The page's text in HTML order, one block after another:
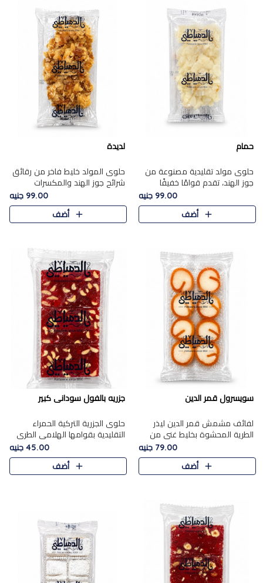
حمام
حلوى مولد تقليدية مصنوعة من
جوز الهند، تقدم قوامًا خفيفًا
ونكهة شرقية أصيلة تجسد روح
الـموسم الأعياد.
99.00 جنيه
أضف
لديدة
حلوى المولد خليط فاخر من رقائق
شرائح جوز الهند والمكسرات
المحمصة، متماسك بشراب حلاوة
الكراميل الخفيفة ليمنحك قرمشة
غنية ومذاقًا شرقيًا أصيلً..
99.00 جنيه
أضف
سويسرول قمر الدين
لفائف مشمش قمر الدين ليذر
الطرية المحشوة بخليط غني من
جوز الهند الأبيض والمكسرات
الفاخرة، يقدم المذاق الحلو
الطبيعي لقمر الدين و تجمع بين
79.00 جنيه
أضف
جزريه بالفول سودانى كبير
حلوى الجزرية التركية الحمراء
التقليدية بقوامها الهلامي الطري
ولونها الأحمر المميز، محشوة
بسخاء بالفول السوداني المحمص
لتمنحك توازنًا رائعًا ..
45.00 جنيه
أضف